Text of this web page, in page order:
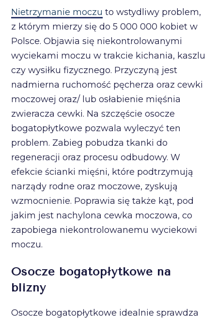
Nietrzymanie moczu to wstydliwy problem,
z którym mierzy się do 5 000 000 kobiet w
Polsce. Objawia się niekontrolowanymi
wyciekami moczu w trakcie kichania, kaszlu
czy wysiłku fizycznego. Przyczyną jest
nadmierna ruchomość pęcherza oraz cewki
moczowej oraz/ lub osłabienie mięśnia
zwieracza cewki. Na szczęście osocze
bogatopłytkowe pozwala wyleczyć ten
problem. Zabieg pobudza tkanki do
regeneracji oraz procesu odbudowy. W
efekcie ścianki mięśni, które podtrzymują
narządy rodne oraz moczowe, zyskują
wzmocnienie. Poprawia się także kąt, pod
jakim jest nachylona cewka moczowa, co
zapobiega niekontrolowanemu wyciekowi
moczu.
Osocze bogatopłytkowe na
blizny
Osocze bogatopłytkowe idealnie sprawdza